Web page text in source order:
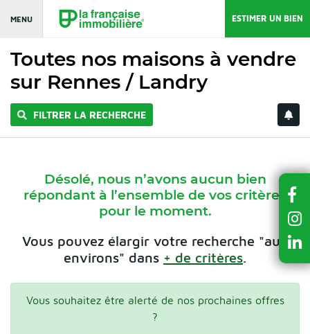
MENU ESTIMER UN BIEN
Toutes nos maisons à vendre
sur Rennes / Landry
FILTRER LA RECHERCHE
Désolé, nous n’avons aucun bien
répondant à l’ensemble de vos critères
pour le moment.
Vous pouvez élargir votre recherche "aux
environs" dans + de critères.
Vous souhaitez être alerté de nos prochaines offres
?